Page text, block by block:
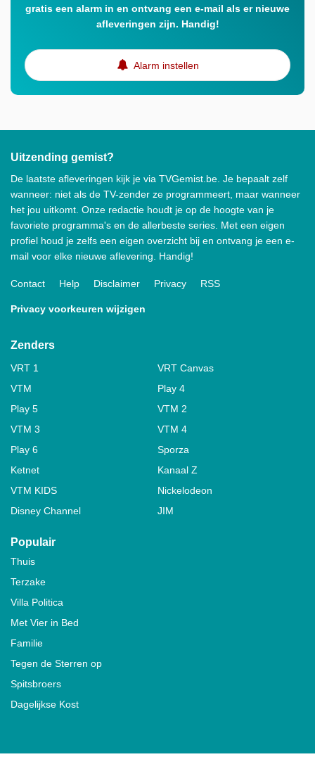
gratis een alarm in en ontvang een e-mail als er nieuwe
afleveringen zijn. Handig!
Alarm instellen
Uitzending gemist?
De laatste afleveringen kijk je via TVGemist.be. Je bepaalt zelf
wanneer: niet als de TV-zender ze programmeert, maar wanneer
het jou uitkomt. Onze redactie houdt je op de hoogte van je
favoriete programma's en de allerbeste series. Met een eigen
profiel houd je zelfs een eigen overzicht bij en ontvang je een e-
mail voor elke nieuwe aflevering. Handig!
Contact Help Disclaimer Privacy RSS
Privacy voorkeuren wijzigen
Zenders
VRT 1
VRT Canvas
VTM
Play 4
Play 5
VTM 2
VTM 3
VTM 4
Play 6
Sporza
Ketnet
Kanaal Z
VTM KIDS
Nickelodeon
Disney Channel
JIM
Populair
Thuis
Terzake
Villa Politica
Met Vier in Bed
Familie
Tegen de Sterren op
Spitsbroers
Dagelijkse Kost